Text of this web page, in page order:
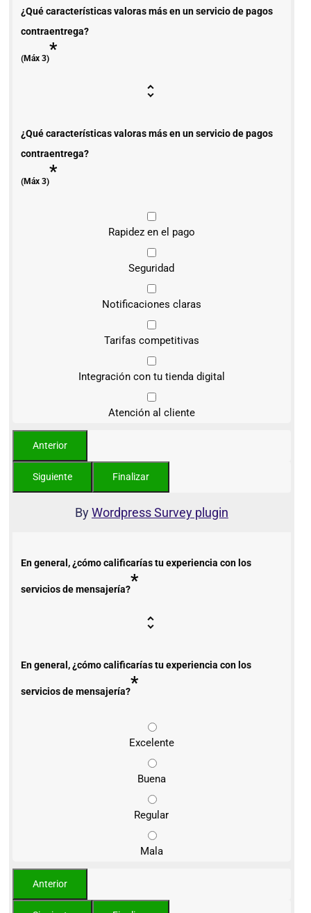
¿Qué características valoras más en un servicio de pagos
contraentrega?
(Máx 3)*
¿Qué características valoras más en un servicio de pagos
contraentrega?
(Máx 3)*
Rapidez en el pago
Seguridad
Notificaciones claras
Tarifas competitivas
Integración con tu tienda digital
Atención al cliente
ByWordpress Survey plugin
En general, ¿cómo calificarías tu experiencia con los
servicios de mensajería?*
En general, ¿cómo calificarías tu experiencia con los
servicios de mensajería?*
Excelente
Buena
Regular
Mala